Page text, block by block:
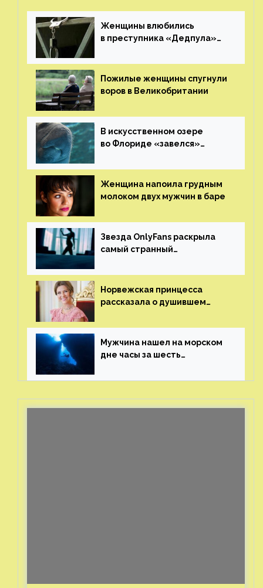
Женщины влюбились
в преступника «Дедпула»
ему жизнь
Пожилые женщины спугнули
воров в Великобритании
В искусственном озере
во Флориде «завелся»
Женщина напоила грудным
молоком двух мужчин в баре
Звезда OnlyFans раскрыла
самый странный
от фаната
Норвежская принцесса
рассказала о душившем
генерала
Мужчина нашел на морском
дне часы за шесть
с помощью пластиковых